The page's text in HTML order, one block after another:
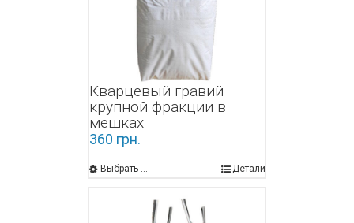
Кварцевый гравий
крупной фракции в
мешках
360 грн.
Выбрать ... Детали